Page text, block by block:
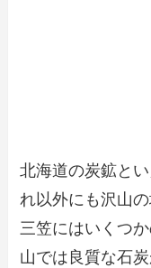
北海道の炭鉱と
れ以外にも沢山
三笠にはいくつ
山では良質な石